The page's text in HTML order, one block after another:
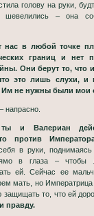
– она
нас в любой точке
границ и нет
Они берут то, что
это лишь слухи, и
Им не нужны были мои
напрасно.
и Валериан
против
в руки,
в глаза – чтобы
ей. Сейчас ее
мать, но
защищать то, что ей
правду.